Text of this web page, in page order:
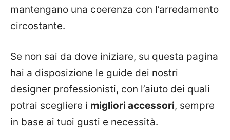
mantengano una coerenza con l’arredamento
circostante.
Se non sai da dove iniziare, su questa pagina
hai a disposizione le guide dei nostri
designer professionisti, con l’aiuto dei quali
potrai scegliere i migliori accessori, sempre
in base ai tuoi gusti e necessità.